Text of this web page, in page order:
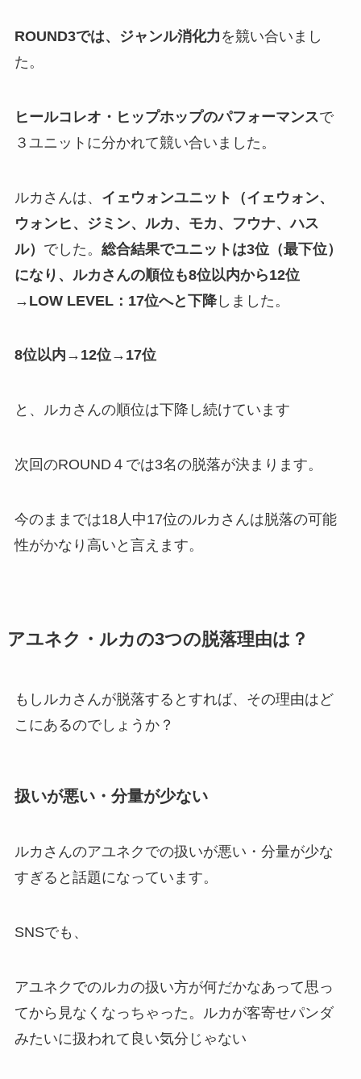
ROUND3では、ジャンル消化力 を競い合いまし
た。
ヒールコレオ・ヒップホップのパフォーマンスで
３ユニットに分かれて競い合いました。
ルカさんは、 イェウォンユニット（イェウォン、
ウォンヒ、ジミン、ルカ、モカ、フウナ、ハス
ル） でした。 総合結果でユニットは3位（最下位）
になり、ルカさんの順位も8位以内から12位
→LOW LEVEL：17位へと下降しました。
8位以内→12位→17位
と、ルカさんの順位は下降し続けています
次回のROUND４では3名の脱落が決まります。
今のままでは18人中17位のルカさんは脱落の可能
性がかなり高い と言えます。
アユネク・ルカの3つの脱落理由は？
もしルカさんが脱落するとすれば、その理由はど
こにあるのでしょうか？
扱いが悪い・分量が少ない
ルカさんのアユネクでの扱いが悪い・分量が少な
すぎると話題になっています。
SNSでも、
アユネクでのルカの扱い方が何だかなあって思っ
てから見なくなっちゃった。ルカが客寄せパンダ
みたいに扱われて良い気分じゃない